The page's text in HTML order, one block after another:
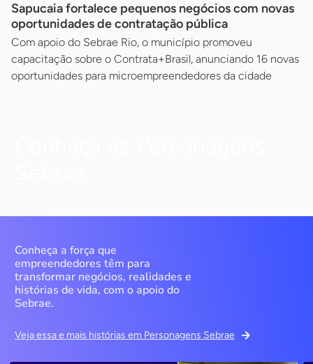
Sapucaia fortalece pequenos negócios com novas
oportunidades de contratação pública
Com apoio do Sebrae Rio, o município promoveu
capacitação sobre o Contrata+Brasil, anunciando 16 novas
oportunidades para microempreendedores da cidade
Conheça a força que
empreendedores têm para
transformar negócios, realidades e
histórias de vida, com o apoio do
Sebrae.
Veja essa e mais histórias em Personagens Sebrae